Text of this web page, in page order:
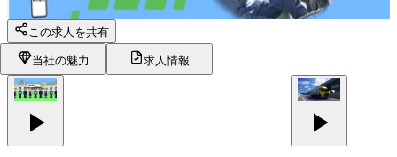
この求人を共有
当社の魅力 求人情報